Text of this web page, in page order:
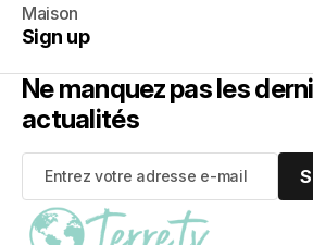
Maison
Sign up
Ne manquez pas les
actualités